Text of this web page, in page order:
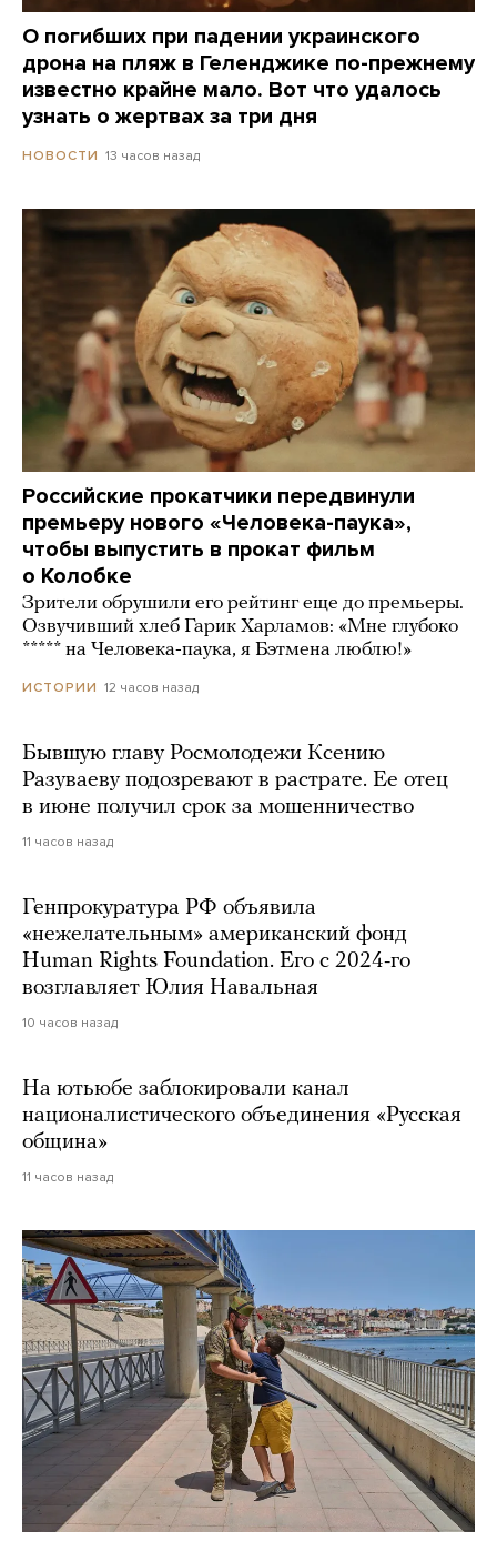
О погибших при падении украинского
дрона на пляж в Геленджике по-прежнему
известно крайне мало. Вот что удалось
узнать о жертвах за три дня
НОВОСТИ 13 часов назад
Российские прокатчики передвинули
премьеру нового «Человека-паука»,
чтобы выпустить в прокат фильм
о Колобке
Зрители обрушили его рейтинг еще до премьеры.
Озвучивший хлеб Гарик Харламов: «Мне глубоко
***** на Человека-паука, я Бэтмена люблю!»
ИСТОРИИ 12 часов назад
Бывшую главу Росмолодежи Ксению
Разуваеву подозревают в растрате. Ее отец
в июне получил срок за мошенничество
11 часов назад
Генпрокуратура РФ объявила
«нежелательным» американский фонд
Human Rights Foundation. Его с 2024-го
возглавляет Юлия Навальная
10 часов назад
На ютьюбе заблокировали канал
националистического объединения «Русская
община»
11 часов назад